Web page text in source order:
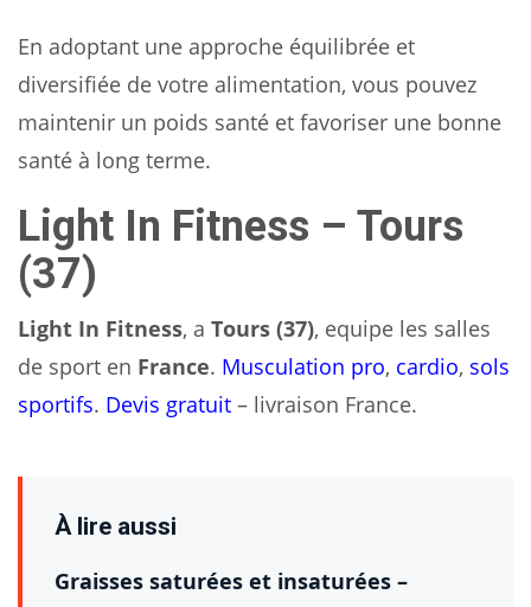
En adoptant une approche équilibrée et
diversifiée de votre alimentation, vous pouvez
maintenir un poids santé et favoriser une bonne
santé à long terme.
Light In Fitness – Tours
(37)
Light In Fitness, a Tours (37), equipe les salles
de sport en France. Musculation pro, cardio, sols
sportifs. Devis gratuit – livraison France.
À lire aussi
Graisses saturées et insaturées –